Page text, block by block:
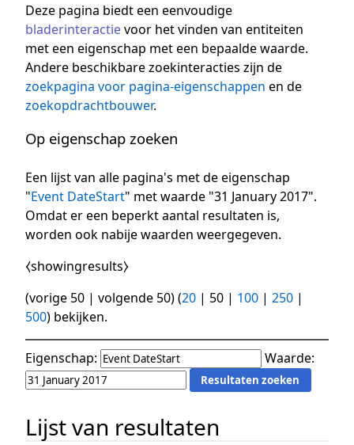
Deze pagina biedt een eenvoudige
bladerinteractievoor het vinden van entiteiten
met een eigenschap met een bepaalde waarde.
Andere beschikbare zoekinteracties zijn de
zoekpagina voor pagina-eigenschappen en de
zoekopdrachtbouwer.
Op eigenschap zoeken
Een lijst van alle pagina's met de eigenschap
"Event DateStart" met waarde "31 January 2017".
Omdat er een beperkt aantal resultaten is,
worden ook nabije waarden weergegeven.
⧼showingresults⧽
(vorige 50 | volgende 50) (20 | 50 | 100 | 250 |
500) bekijken.
Eigenschap: Waarde:
Lijst van resultaten